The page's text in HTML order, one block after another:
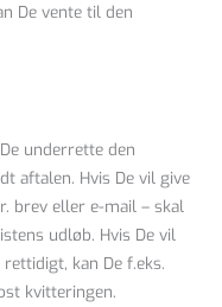
De vente til den
underrette den
aftalen. Hvis De vil give
brev eller e-mail – skal
udløb. Hvis De vil
kan De f.eks.
kvitteringen.